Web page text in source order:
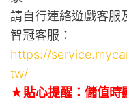
請自行連絡遊戲客服
智冠客服：
https://
tw/
★貼心提醒：儲值時